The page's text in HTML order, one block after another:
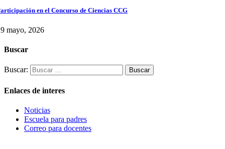
en el Concurso de Ciencias CCG
mayo, 2026
Buscar
Buscar:
Enlaces de interes
Noticias
Escuela para padres
Correo para docentes